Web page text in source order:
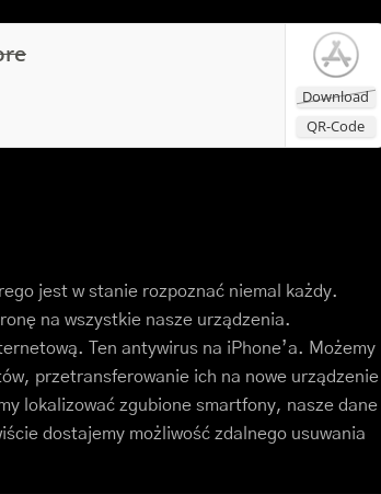
Download
QR-Code
jest w stanie rozpoznać niemal każdy.
na wszystkie nasze urządzenia.
Ten antywirus na iPhone’a. Możemy
przetransferowanie ich na nowe urządzenie
lokalizować zgubione smartfony, nasze dane
dostajemy możliwość zdalnego usuwania